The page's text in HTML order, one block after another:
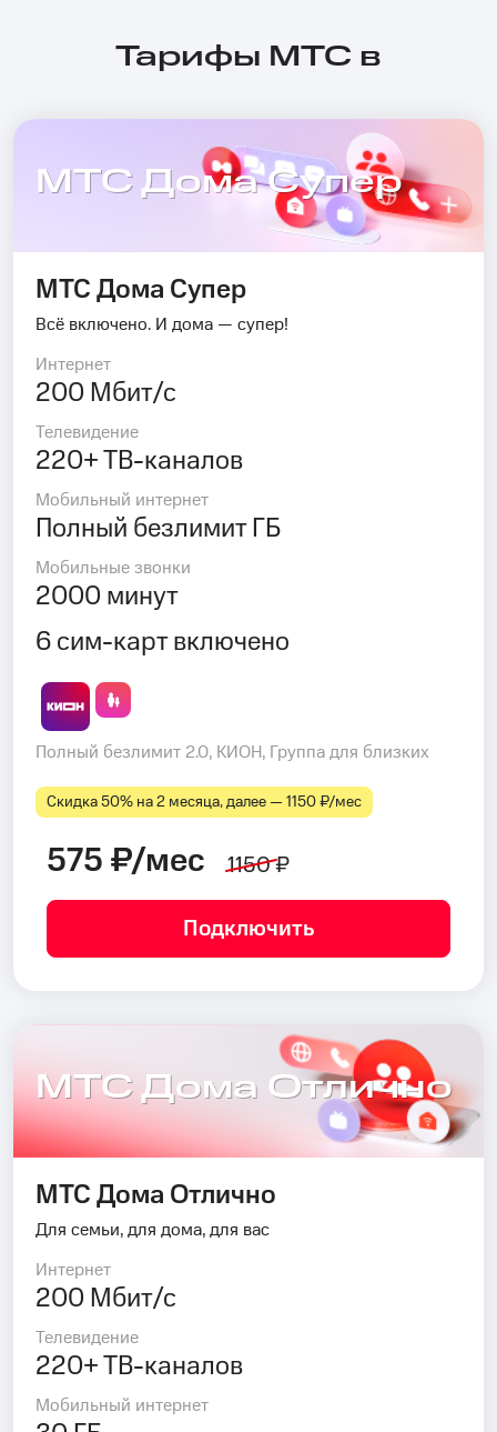
Тарифы МТС в
МТС Дома Супер
МТС Дома Супер
Всё включено. И дома — супер!
Интернет
200 Мбит/с
Телевидение
220+ ТВ-каналов
Мобильный интернет
Полный безлимит ГБ
Мобильные звонки
2000 минут
6 сим-карт включено
Полный безлимит 2.0, КИОН, Группа для близких
Скидка 50% на 2 месяца, далее — 1150 ₽⁠/⁠мес
575 ₽/мес 1150 ₽
Подключить
МТС Дома Отлично
МТС Дома Отлично
Для семьи, для дома, для вас
Интернет
200 Мбит/с
Телевидение
220+ ТВ-каналов
Мобильный интернет